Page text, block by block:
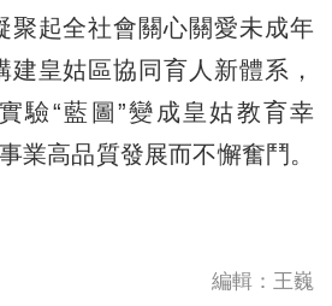
聚起全社會關心關愛未成年
建皇姑區協同育人新體系，
驗“藍圖”變成皇姑教育幸
業高品質發展而不懈奮鬥。
編輯：王巍